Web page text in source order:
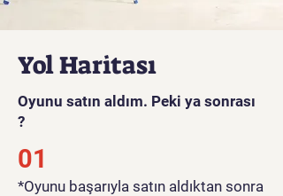
Yol Haritası
Oyunu satın aldım. Peki ya sonrası
?
01
*Oyunu başarıyla satın aldıktan sonra